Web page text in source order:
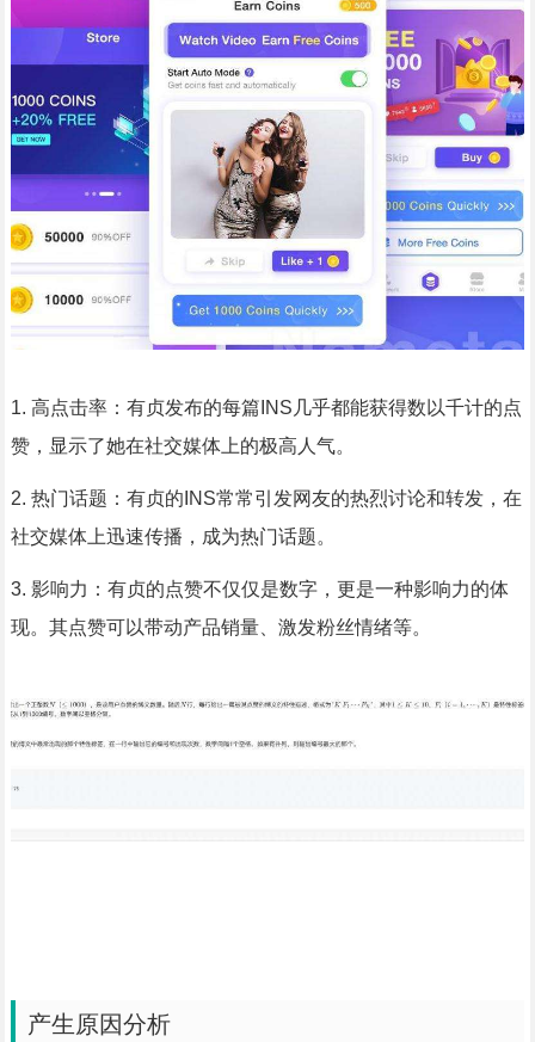
1. 高点击率：有贞发布的每篇INS几乎都能获得数以千计的点
赞，显示了她在社交媒体上的极高人气。
2. 热门话题：有贞的INS常常引发网友的热烈讨论和转发，在
社交媒体上迅速传播，成为热门话题。
3. 影响力：有贞的点赞不仅仅是数字，更是一种影响力的体
现。其点赞可以带动产品销量、激发粉丝情绪等。
产生原因分析